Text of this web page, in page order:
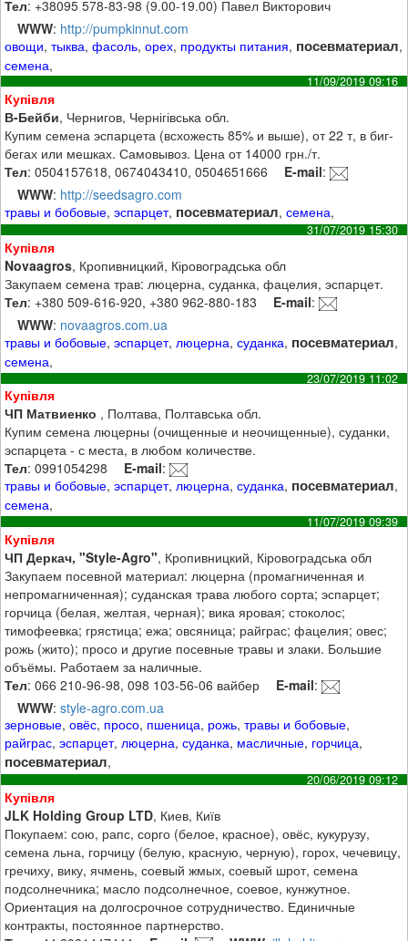
Тел: +38095 578-83-98 (9.00-19.00) Павел Викторович
WWW: http://pumpkinnut.com
овощи,тыква,фасоль,орех, продукты питания, посевматериал,
семена,
11/09/2019 09:16
Купівля
В-Бейби, Чернигов, Чернігівська обл.
Купим семена эспарцета (всхожесть 85% и выше), от 22 т, в биг-
бегах или мешках. Самовывоз. Цена от 14000 грн./т.
Тел: 0504157618, 0674043410, 0504651666 E-mail:
WWW: http://seedsagro.com
травы и бобовые,эспарцет, посевматериал,семена,
31/07/2019 15:30
Купівля
Novaagros, Кропивницкий, Кіровоградська обл
Закупаем семена трав: люцерна, суданка, фацелия, эспарцет.
Тел: +380 509-616-920, +380 962-880-183 E-mail:
WWW: novaagros.com.ua
травы и бобовые,эспарцет, люцерна,суданка, посевматериал,
семена,
23/07/2019 11:02
Купівля
ЧП Матвиенко , Полтава, Полтавська обл.
Купим семена люцерны (очищенные и неочищенные), суданки,
эспарцета - с места, в любом количестве.
Тел: 0991054298 E-mail:
травы и бобовые,эспарцет,люцерна,суданка, посевматериал,
семена,
11/07/2019 09:39
Купівля
ЧП Деркач, "Style-Agro", Кропивницкий, Кіровоградська обл
Закупаем посевной материал: люцерна (промагниченная и
непромагниченная); суданская трава любого сорта; эспарцет;
горчица (белая, желтая, черная); вика яровая; стоколос;
тимофеевка; грястица; ежа; овсяница; райграс; фацелия; овес;
рожь (жито); просо и другие посевные травы и злаки. Большие
объёмы. Работаем за наличные.
Тел: 066 210-96-98, 098 103-56-06 вайбер E-mail:
WWW:style-agro.com.ua
зерновые,овёс, просо, пшеница, рожь,травы и бобовые,
райграс,эспарцет,люцерна,суданка, масличные, горчица,
посевматериал,
20/06/2019 09:12
Купівля
JLK Holding Group LTD, Киев, Київ
Покупаем: сою, рапс, сорго (белое, красное), овёс, кукурузу,
семена льна, горчицу (белую, красную, черную), горох, чечевицу,
гречиху, вику, ячмень, соевый жмых, соевый шрот, семена
подсолнечника; масло подсолнечное, соевое, кунжутное.
Ориентация на долгосрочное сотрудничество. Единичные
контракты, постоянное партнерство.